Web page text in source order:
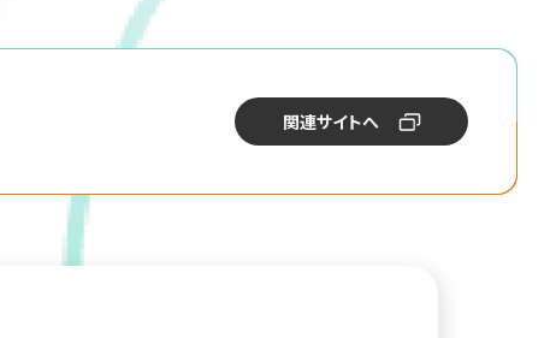
関連サイトへ